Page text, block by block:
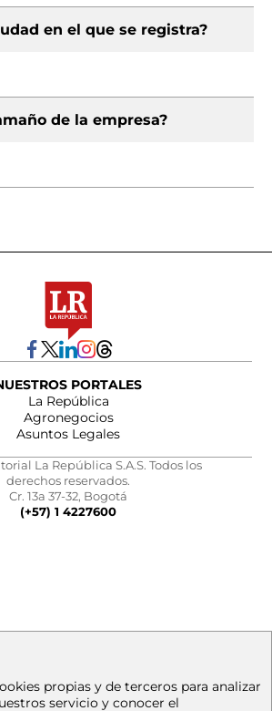
en el que se registra?
de la empresa?
PORTALES
La República
Agronegocios
Asuntos Legales
La República S.A.S. Todos los
derechos reservados.
Cr. 13a 37-32, Bogotá
(+57) 1 4227600
propias y de terceros para analizar
servicio y conocer el